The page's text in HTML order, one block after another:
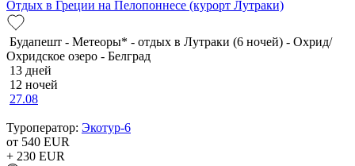
Отдых в Греции на Пелопоннесе (курорт Лутраки)
Будапешт - Метеоры* - отдых в Лутраки (6 ночей) - Охрид/
Охридское озеро - Белград
13 дней
12 ночей
27.08
Туроператор: Экотур-6
от 540 EUR
+ 230 EUR